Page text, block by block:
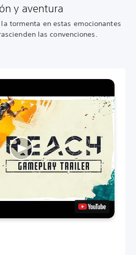
y aventura
tormenta en estas emocionantes
las convenciones.